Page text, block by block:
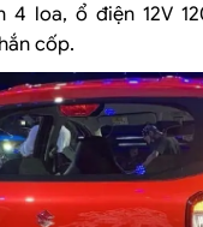
4 loa, ổ điện 12V
cốp.